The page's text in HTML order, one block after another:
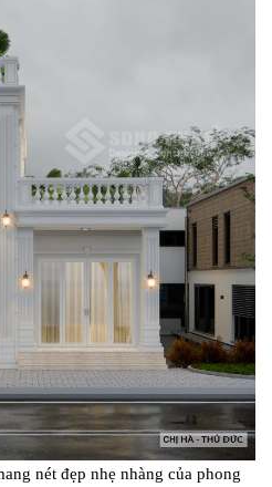
nét đẹp nhẹ nhàng của phong